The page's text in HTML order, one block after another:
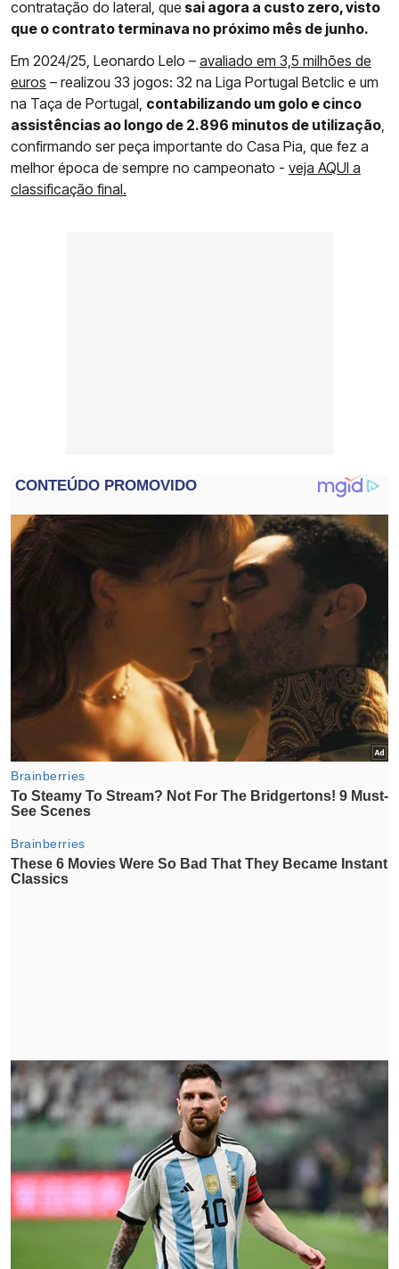
contratação do lateral, que sai agora a custo zero, visto
que o contrato terminava no próximo mês de junho.
Em 2024/25, Leonardo Lelo – avaliado em 3,5 milhões de
euros – realizou 33 jogos: 32 na Liga Portugal Betclic e um
na Taça de Portugal, contabilizando um golo e cinco
assistências ao longo de 2.896 minutos de utilização,
confirmando ser peça importante do Casa Pia, que fez a
melhor época de sempre no campeonato - veja AQUI a
classificação final.